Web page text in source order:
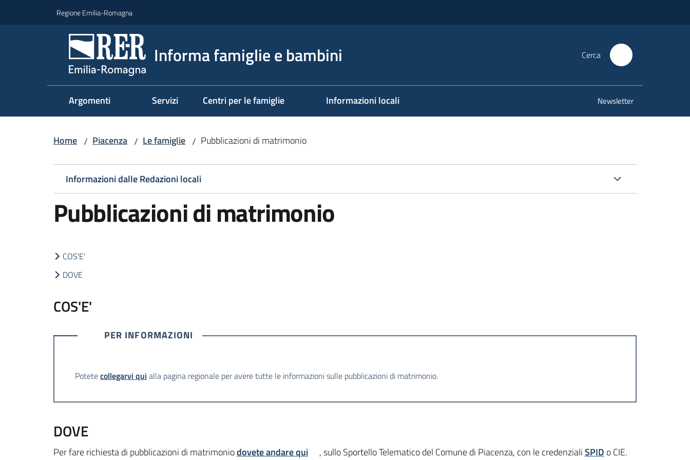
Regione Emilia-Romagna
Informa famiglie e bambini Cerca
Argomenti Servizi Centri per le famiglie Informazioni locali Newsletter
Home / Piacenza / Le famiglie / Pubblicazioni di matrimonio
Informazioni dalle Redazioni locali
Pubblicazioni di matrimonio
COS'E'
DOVE
COS'E'
PER INFORMAZIONI
Potetecollegarvi qui alla pagina regionale per avere tutte le informazioni sulle pubblicazioni di matrimonio.
DOVE
Per fare richiesta di pubblicazioni di matrimoniodovete andare qui , sullo Sportello Telematico del Comune di Piacenza, con le credenzialiSPID o CIE.